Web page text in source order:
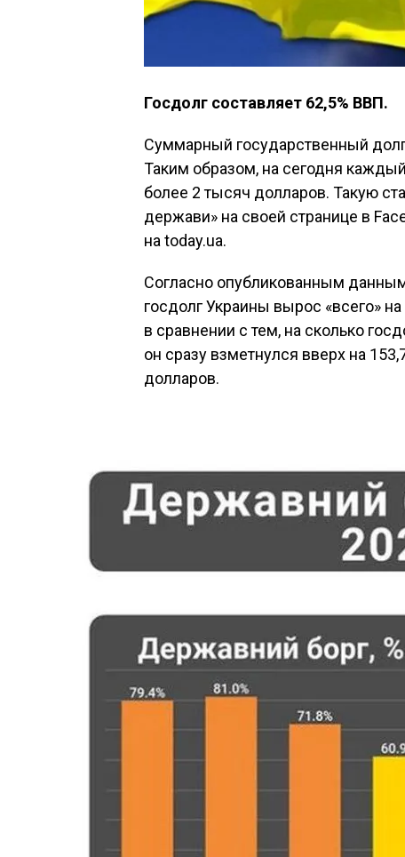
Госдолг составляет 62,5% ВВП.
Суммарный государственный
Таким образом, на сегодня
более 2 тысяч долларов. Такую
держави» на своей странице в
на today.ua.
Согласно опубликованным
госдолг Украины вырос «всего»
в сравнении с тем, на сколько
он сразу взметнулся вверх на
долларов.